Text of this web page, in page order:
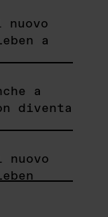
a
a
diventa